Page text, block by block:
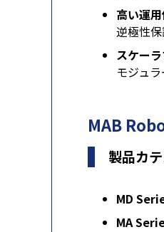
高い運
逆極性
スケー
モジュ
MAB
製品カ
MD
MA